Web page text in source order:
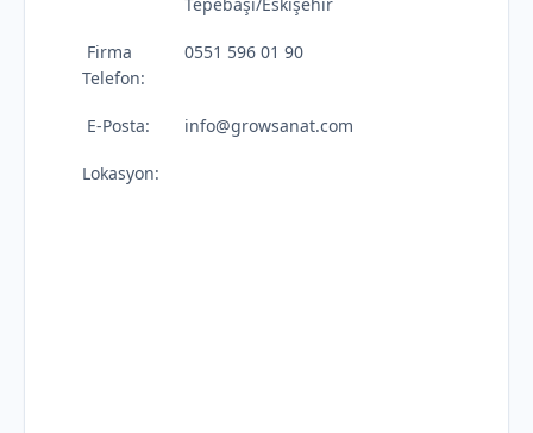
Tepebaşı/Eskişehir
Firma
Telefon:
0551 596 01 90
E-Posta: info@growsanat.com
Lokasyon: